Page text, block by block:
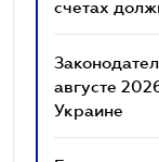
счетах
августе
Украине